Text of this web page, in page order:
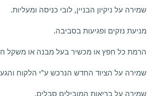
שמירה על ניקיון הבניין, לובי כניסה ומעליות.
מניעת נזקים ופגיעות בסביבה.
הרמת כל חפץ או מכשיר בעל מבנה או משקל
שמירה על הציוד החדש הנרכש ע"י הלקוח
שמירה על בריאות המובילים סבלים.